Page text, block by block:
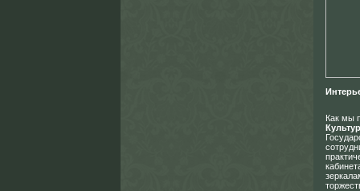
Как мы